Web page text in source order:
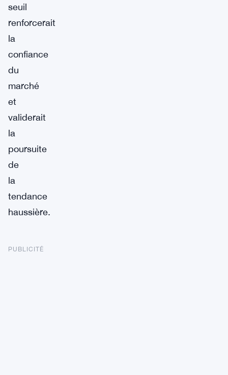
seuil
renforcerait
la
confiance
du
marché
et
validerait
la
poursuite
de
la
tendance
haussière.
PUBLICITÉ